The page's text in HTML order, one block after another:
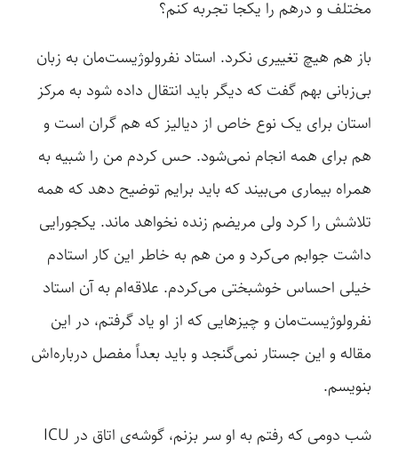
مختلف و درهم را یکجا تجربه کنم؟
باز هم هیچ تغییری نکرد. استاد نفرولوژیست‌مان به زبان
بی‌زبانی بهم گفت که دیگر باید انتقال داده شود به مرکز
استان برای یک نوع خاص از دیالیز که هم گران است و
هم برای همه انجام نمی‌شود. حس کردم من را شبیه به
همراه بیماری می‌بیند که باید برایم توضیح دهد که همه
تلاشش را کرد ولی مریضم زنده نخواهد ماند. یکجورایی
داشت جوابم می‌کرد و من هم به خاطر این کار استادم
خیلی احساس خوشبختی می‌کردم. علاقه‌ام به آن استاد
نفرولوژیست‌مان و چیزهایی که از او یاد گرفتم، در این
مقاله و این جستار نمی‌گنجد و باید بعداً مفصل درباره‌اش
بنویسم.
شب دومی که رفتم به او سر بزنم، گوشه‌ی اتاق در ICU